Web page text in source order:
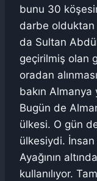
bunu 30
darbe
da Sultan
geçirilmiş olan
oradan
bakın Almanya
Bugün de
ülkesi. O gün
ülkesiydi. İnsan
Ayağının
kullanılıyor.